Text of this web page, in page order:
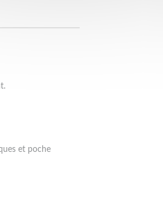
et poche